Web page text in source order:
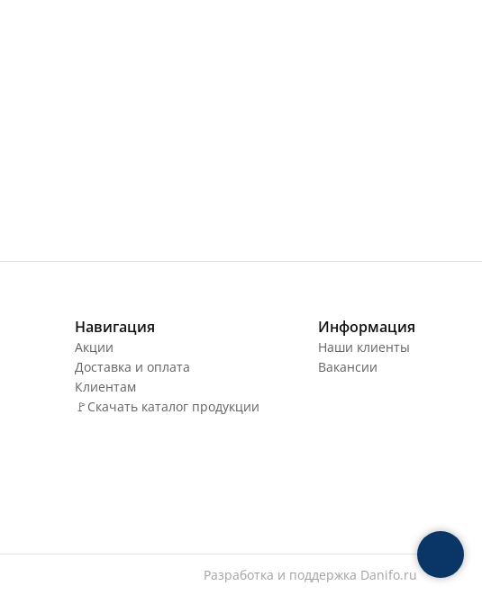
Навигация
Акции
Доставка и оплата
Клиентам
🚩Скачать каталог продукции
Информация
Наши клиенты
Вакансии
Разработка и поддержка Danifo.ru